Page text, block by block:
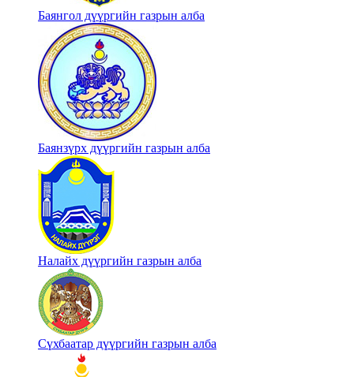
Баянгол дүүргийн газрын алба
Баянзүрх дүүргийн газрын алба
Налайх дүүргийн газрын алба
Сүхбаатар дүүргийн газрын алба